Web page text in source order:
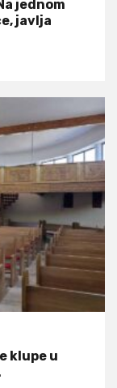
jednom
javlja
klupe u